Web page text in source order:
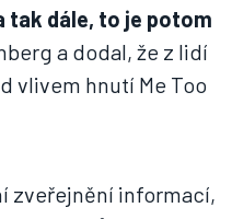
tak dále, to je potom
a dodal, že z lidí
vlivem hnutí Me Too
zveřejnění informací,